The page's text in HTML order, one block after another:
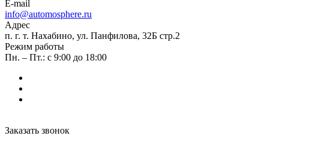
E-mail
info@automosphere.ru
Адрес
п. г. т. Нахабино, ул. Панфилова, 32Б стр.2
Режим работы
Пн. – Пт.: с 9:00 до 18:00
Заказать звонок